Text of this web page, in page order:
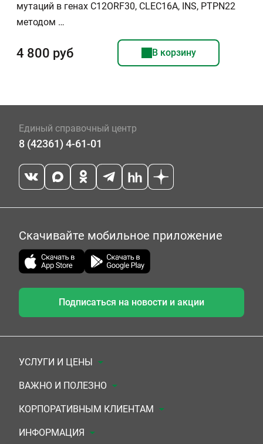
мутаций в генах C12ORF30, CLEC16A, INS, PTPN22
методом …
4 800 руб В корзину
Единый справочный центр
8 (42361) 4-61-01
Скачивайте мобильное приложение
Подписаться на новости и акции
УСЛУГИ И ЦЕНЫ
Анализы
Комплексы
УЗИ
ВАЖНО И ПОЛЕЗНО
Документы для заключения договора
Система скидок
КОРПОРАТИВНЫМ КЛИЕНТАМ
Медицинским организациям
ИНФОРМАЦИЯ